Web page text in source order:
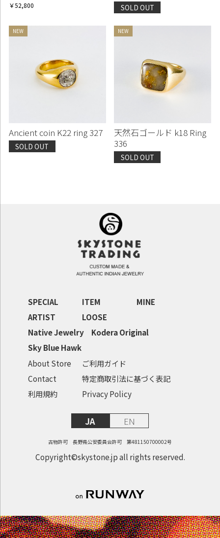
￥52,800 SOLD OUT
Ancient coin K22 ring 327
SOLD OUT
天然石ゴールド k18 Ring
336
SOLD OUT
SPECIAL ITEM
MINE
ARTIST
LOOSE
Native Jewelry
Kodera Original
Sky Blue Hawk
About Store
ご利用ガイド
Contact
特定商取引法に基づく表記
利用規約
Privacy Policy
JA EN
古物許可 長野県公安委員会許可 第481150700002号
Copyright©skystone.jp all rights reserved.